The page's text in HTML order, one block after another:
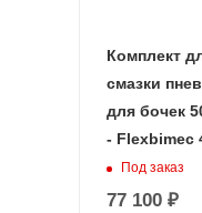
Комплект
смазки
для бочек
- Flexbimec
Под заказ
77 100 ₽